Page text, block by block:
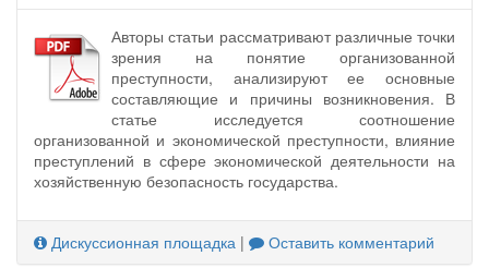
Авторы статьи рассматривают различные точки
зрения на понятие организованной
преступности, анализируют ее основные
составляющие и причины возникновения. В
статье исследуется соотношение
организованной и экономической преступности, влияние
преступлений в сфере экономической деятельности на
хозяйственную безопасность государства.
Дискуссионная площадка | Оставить комментарий